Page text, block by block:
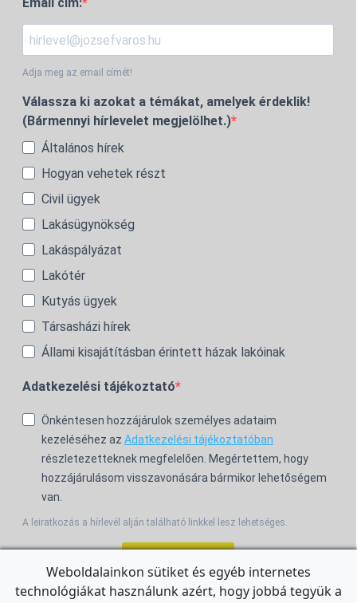
Adja meg az email címét!
Válassza ki azokat a témákat, amelyek érdeklik!
(Bármennyi hírlevelet megjelölhet.)
Általános hírek
Hogyan vehetek részt
Civil ügyek
Lakásügynökség
Lakáspályázat
Lakótér
Kutyás ügyek
Társasházi hírek
Állami kisajátításban érintett házak lakóinak
Adatkezelési tájékoztató
Önkéntesen hozzájárulok személyes adataim
kezeléséhez az Adatkezelési tájékoztatóban
részletezetteknek megfelelően. Megértettem, hogy
hozzájárulásom visszavonására bármikor lehetőségem
van.
A leiratkozás a hírlevél alján található linkkel lesz lehetséges.
Weboldalainkon sütiket és egyéb internetes
technológiákat használunk azért, hogy jobbá tegyük a